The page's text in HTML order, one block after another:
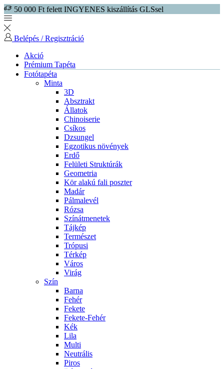
50 000 Ft felett INGYENES kiszállítás GLSsel
Belépés / Regisztráció
Akció
Prémium Tapéta
Fotótapéta
Minta
3D
Absztrakt
Állatok
Chinoiserie
Csíkos
Dzsungel
Egzotikus növények
Erdő
Felületi Struktúrák
Geometria
Kör alakú fali poszter
Madár
Pálmalevél
Rózsa
Színátmenetek
Tájkép
Természet
Trópusi
Térkép
Város
Virág
Szín
Barna
Fehér
Fekete
Fekete-Fehér
Kék
Lila
Multi
Neutrális
Piros